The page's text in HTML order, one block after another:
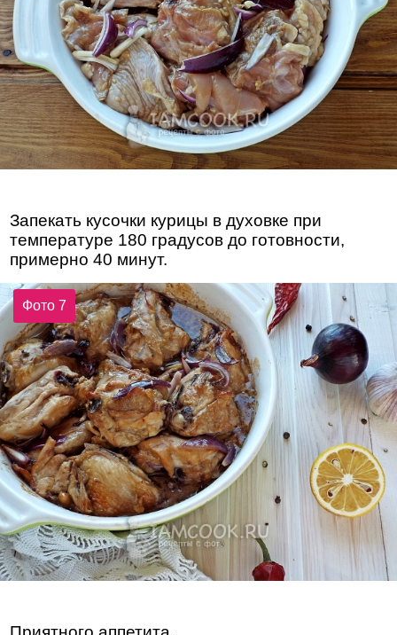
Запекать кусочки курицы в духовке при
температуре 180 градусов до готовности,
примерно 40 минут.
Фото 7